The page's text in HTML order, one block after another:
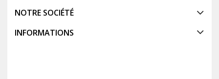
NOTRE SOCIÉTÉ
INFORMATIONS